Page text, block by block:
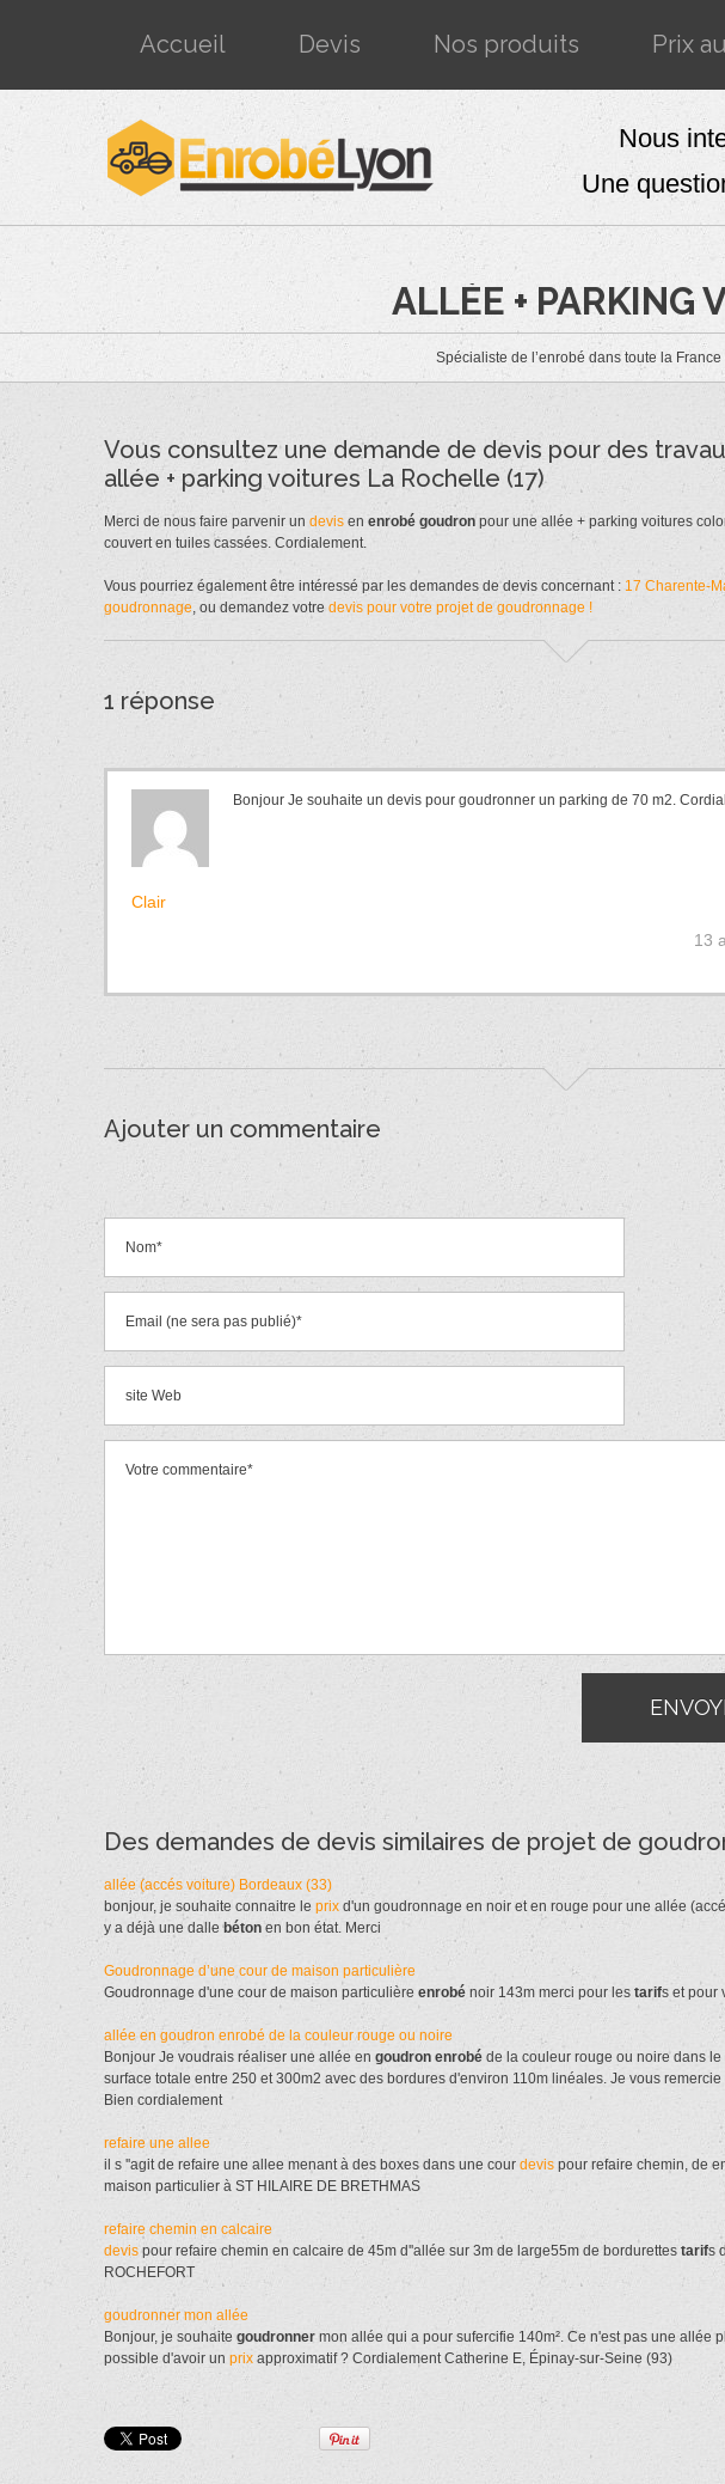
Accueil Devis Nos produits Prix
Nous
Une
ALLÉE + PARKING
Spécialiste de l’enrobé dans toute la France
Vous consultez une demande de devis pour des
allée + parking voitures La Rochelle (17)
Merci de nous faire parvenir un devis en enrobé goudron pour une allée + parking voitures
couvert en tuiles cassées. Cordialement.
Vous pourriez également être intéressé par les demandes de devis concernant : 17 Charente-
goudronnage, ou demandez votre devis pour votre projet de goudronnage !
1 réponse
Clair
Bonjour Je souhaite un devis pour goudronner un parking de 70 m2.
13
Ajouter un commentaire
Des demandes de devis similaires de projet de
allée (accés voiture) Bordeaux (33)
bonjour, je souhaite connaitre le prix d'un goudronnage en noir et en rouge pour une allée
y a déjà une dallebéton en bon état. Merci
Goudronnage d’une cour de maison particulière
Goudronnage d'une cour de maison particulière enrobé noir 143m merci pour les tarifs et pour
allée en goudron enrobé de la couleur rouge ou noire
Bonjour Je voudrais réaliser une allée en goudron enrobé de la couleur rouge ou noire dans
surface totale entre 250 et 300m2 avec des bordures d'environ 110m linéales. Je vous
Bien cordialement
refaire une allee
il s ''agit de refaire une allee menant à des boxes dans une cour devis pour refaire chemin, de
maison particulier à ST HILAIRE DE BRETHMAS
refaire chemin en calcaire
devispour refaire chemin en calcaire de 45m d''allée sur 3m de large55m de bordurettes tarifs
ROCHEFORT
goudronner mon allée
Bonjour, je souhaite goudronner mon allée qui a pour sufercifie 140m². Ce n'est pas une allée
possible d'avoir un prix approximatif ? Cordialement Catherine E, Épinay-sur-Seine (93)